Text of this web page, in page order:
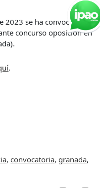
2023 se ha convocado
concurso oposición en
.
,convocatoria, granada,